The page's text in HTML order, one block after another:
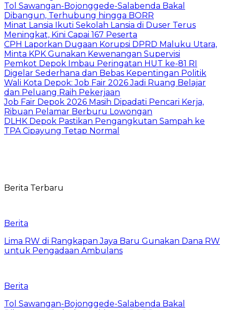
Tol Sawangan-Bojonggede-Salabenda Bakal
Dibangun, Terhubung hingga BORR
Minat Lansia Ikuti Sekolah Lansia di Duser Terus
Meningkat, Kini Capai 167 Peserta
CPH Laporkan Dugaan Korupsi DPRD Maluku Utara,
Minta KPK Gunakan Kewenangan Supervisi
Pemkot Depok Imbau Peringatan HUT ke-81 RI
Digelar Sederhana dan Bebas Kepentingan Politik
Wali Kota Depok: Job Fair 2026 Jadi Ruang Belajar
dan Peluang Raih Pekerjaan
Job Fair Depok 2026 Masih Dipadati Pencari Kerja,
Ribuan Pelamar Berburu Lowongan
DLHK Depok Pastikan Pengangkutan Sampah ke
TPA Cipayung Tetap Normal
Berita Terbaru
Berita
Lima RW di Rangkapan Jaya Baru Gunakan Dana RW
untuk Pengadaan Ambulans
Berita
Tol Sawangan-Bojonggede-Salabenda Bakal